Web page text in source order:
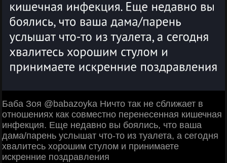
Баба Зоя @babazoyka Ничто так не сближает в
отношениях как совместно перенесенная кишечная
инфекция. Еще недавно вы боялись, что ваша
дама/парень услышат что-то из туалета, а сегодня
хвалитесь хорошим стулом и принимаете
искренние поздравления